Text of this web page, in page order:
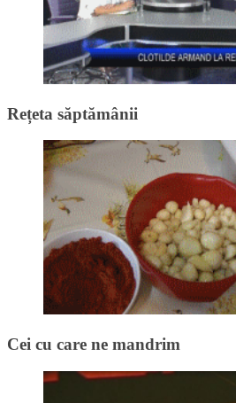
Rețeta săptămânii
Cei cu care ne mandrim